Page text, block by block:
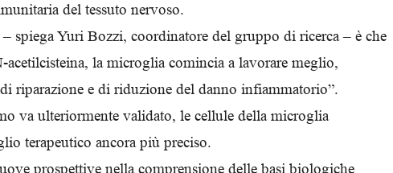
del tessuto nervoso.
spiega Yuri Bozzi, coordinatore del gruppo di ricerca – è che
acetilcisteina, la microglia comincia a lavorare meglio,
riparazione e di riduzione del danno infiammatorio”.
va ulteriormente validato, le cellule della microglia
terapeutico ancora più preciso.
prospettive nella comprensione delle basi biologiche